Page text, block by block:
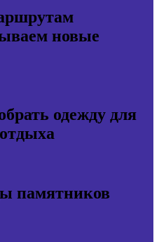
новые
одежду для
памятников